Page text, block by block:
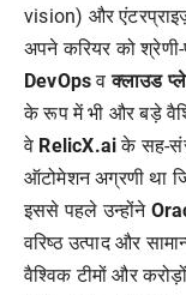
vision) और
अपने करियर को
DevOpsवक्लाउड
के रूप में भी और बड़े
वे RelicX.aiके सह-
ऑटोमेशन अग्रणी था
इससे पहले उन्होंने
वरिष्ठ उत्पाद और
वैश्विक टीमों और